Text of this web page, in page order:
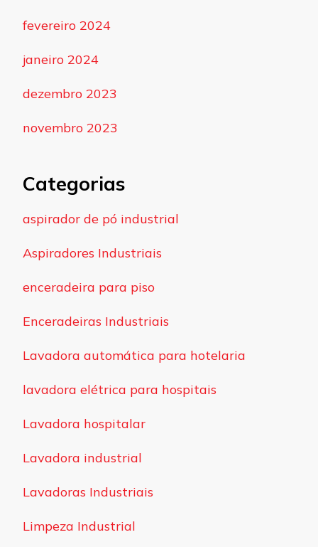
fevereiro 2024
janeiro 2024
dezembro 2023
novembro 2023
Categorias
aspirador de pó industrial
Aspiradores Industriais
enceradeira para piso
Enceradeiras Industriais
Lavadora automática para hotelaria
lavadora elétrica para hospitais
Lavadora hospitalar
Lavadora industrial
Lavadoras Industriais
Limpeza Industrial